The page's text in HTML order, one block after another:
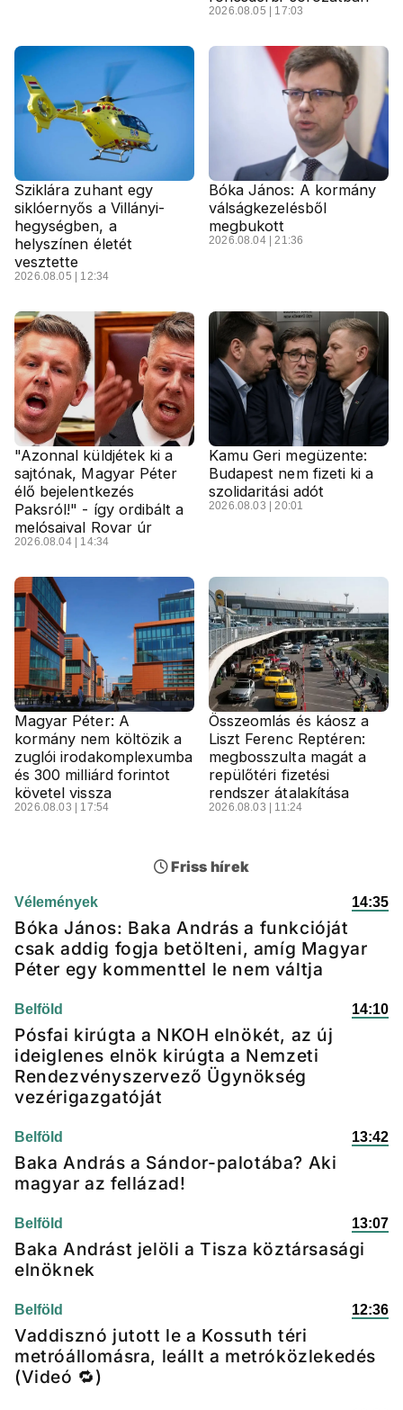
2026.08.05 | 17:03
Sziklára zuhant egy
siklóernyős a Villányi-
hegységben, a
helyszínen életét
vesztette
2026.08.05 | 12:34
Bóka János: A kormány
válságkezelésből
megbukott
2026.08.04 | 21:36
"Azonnal küldjétek ki a
sajtónak, Magyar Péter
élő bejelentkezés
Paksról!" - így ordibált a
melósaival Rovar úr
2026.08.04 | 14:34
Kamu Geri megüzente:
Budapest nem fizeti ki a
szolidaritási adót
2026.08.03 | 20:01
Magyar Péter: A
kormány nem költözik a
zuglói irodakomplexumba
és 300 milliárd forintot
követel vissza
2026.08.03 | 17:54
Összeomlás és káosz a
Liszt Ferenc Reptéren:
megbosszulta magát a
repülőtéri fizetési
rendszer átalakítása
2026.08.03 | 11:24
Friss hírek
Vélemények 14:35
Bóka János: Baka András a funkcióját
csak addig fogja betölteni, amíg Magyar
Péter egy kommenttel le nem váltja
Belföld 14:10
Pósfai kirúgta a NKOH elnökét, az új
ideiglenes elnök kirúgta a Nemzeti
Rendezvényszervező Ügynökség
vezérigazgatóját
Belföld 13:42
Baka András a Sándor-palotába? Aki
magyar az fellázad!
Belföld 13:07
Baka Andrást jelöli a Tisza köztársasági
elnöknek
Belföld 12:36
Vaddisznó jutott le a Kossuth téri
metróállomásra, leállt a metróközlekedés
(Videó 🔁)